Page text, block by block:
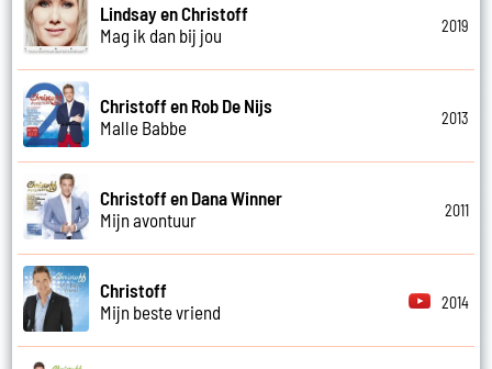
Lindsay en Christoff
Mag ik dan bij jou
2019
Christoff en Rob De Nijs
Malle Babbe
2013
Christoff en Dana Winner
Mijn avontuur
2011
Christoff
Mijn beste vriend
2014